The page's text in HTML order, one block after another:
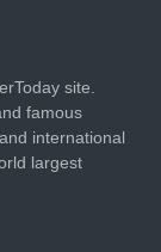
site.
famous
international
largest